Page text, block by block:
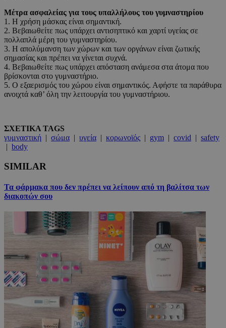
Μέτρα ασφαλείας για τους υπαλλήλους του γυμναστηρίου
1. Η χρήση μάσκας είναι σημαντική.
2. Βεβαιωθείτε πως υπάρχει αντισηπτικό και χαρτί υγείας σε
πολλαπλά μέρη του γυμναστηρίου.
3. Η απολύμανση των χώρων και των οργάνων είναι ζωτικής
σημασίας και πρέπει να γίνεται συχνά.
4. Βεβαιωθείτε πως υπάρχει απόσταση ανάμεσα στα άτομα που
βρίσκονται στο γυμναστήριο.
5. Ο εξαερισμός του χώρου είναι σημαντικός. Αφήστε τα παράθυρα
ανοιχτά καθ’ όλη την λειτουργία του γυμναστήριου.
ΣΧΕΤΙΚΑ TAGS
γυμναστική | σώμα | υγεία | κορωνοϊός | gym | covid | safety
| body
SIMILAR
Τα φάρμακα που δεν πρέπει να λείπουν από τη βαλίτσα των
διακοπών σου